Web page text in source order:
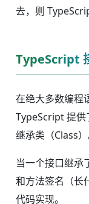
去，则
TypeScript
在绝大多数编程
TypeScript 提供
继承类（Class）
当一个接口继承
和方法签名（长
代码实现。